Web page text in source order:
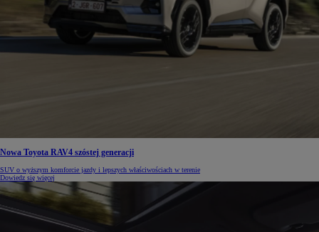
Nowa Toyota RAV4 szóstej generacji
SUV o wyższym komforcie jazdy i lepszych właściwościach w terenie
Dowiedz się więcej